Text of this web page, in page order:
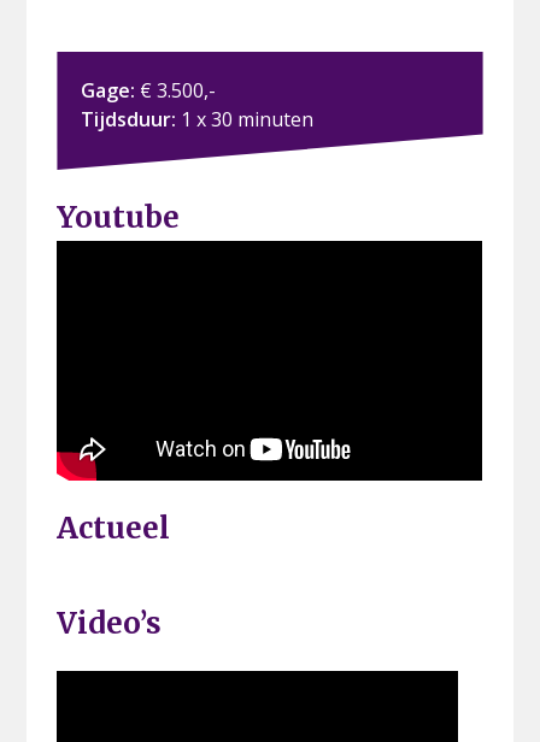
Gage: € 3.500,-
Tijdsduur: 1 x 30 minuten
Youtube
Actueel
Video’s